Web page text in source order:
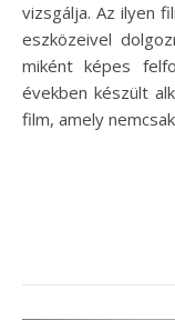
vizsgálja. Az ilyen
eszközeivel
miként képes
években készült
film, amely